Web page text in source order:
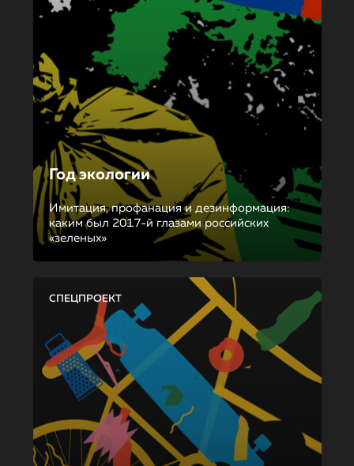
Год экологии
Имитация, профанация и дезинформация:
каким был 2017-й глазами российских
«зеленых»
СПЕЦПРОЕКТ